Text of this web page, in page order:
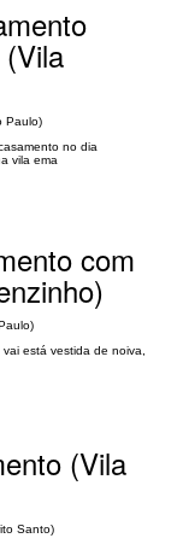
Paulo)
no dia
vila ema
com
está vestida de noiva,
(Vila
Santo)